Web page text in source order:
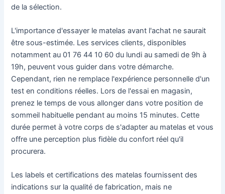
de la sélection.
L'importance d'essayer le matelas avant l'achat ne saurait
être sous-estimée. Les services clients, disponibles
notamment au 01 76 44 10 60 du lundi au samedi de 9h à
19h, peuvent vous guider dans votre démarche.
Cependant, rien ne remplace l'expérience personnelle d'un
test en conditions réelles. Lors de l'essai en magasin,
prenez le temps de vous allonger dans votre position de
sommeil habituelle pendant au moins 15 minutes. Cette
durée permet à votre corps de s'adapter au matelas et vous
offre une perception plus fidèle du confort réel qu'il
procurera.
Les labels et certifications des matelas fournissent des
indications sur la qualité de fabrication, mais ne